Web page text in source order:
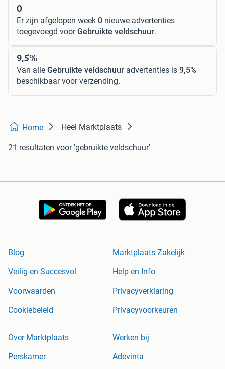
0
Er zijn afgelopen week 0 nieuwe advertenties
toegevoegd voorGebruikte veldschuur.
9,5%
Van alle Gebruikte veldschuur advertenties is 9,5%
beschikbaar voor verzending.
Home Heel Marktplaats
21 resultaten voor 'gebruikte veldschuur'
Blog
Marktplaats Zakelijk
Veilig en Succesvol
Help en Info
Voorwaarden
Privacyverklaring
Cookiebeleid
Privacyvoorkeuren
Over Marktplaats
Werken bij
Perskamer
Adevinta